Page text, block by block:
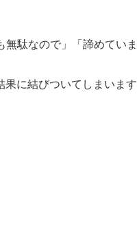
駄なので」「諦めてい
に結びついてしまいます